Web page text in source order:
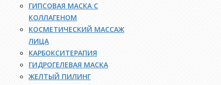
ГИПСОВАЯ МАСКА С
КОЛЛАГЕНОМ
КОСМЕТИЧЕСКИЙ МАССАЖ
ЛИЦА
КАРБОКСИТЕРАПИЯ
ГИДРОГЕЛЕВАЯ МАСКА
ЖЕЛТЫЙ ПИЛИНГ